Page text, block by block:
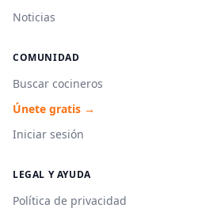
Noticias
COMUNIDAD
Buscar cocineros
Únete gratis →
Iniciar sesión
LEGAL Y AYUDA
Política de privacidad